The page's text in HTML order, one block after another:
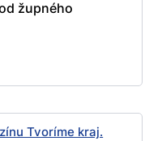
župného
Tvoríme kraj.